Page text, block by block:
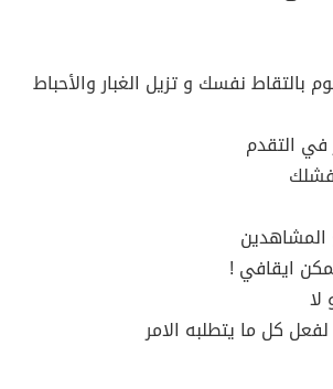
بالتقاط نفسك و تزيل الغبار والأحباط
في التقدم
المشاهدين
ايقافي !
لا
كل ما يتطلبه الامر